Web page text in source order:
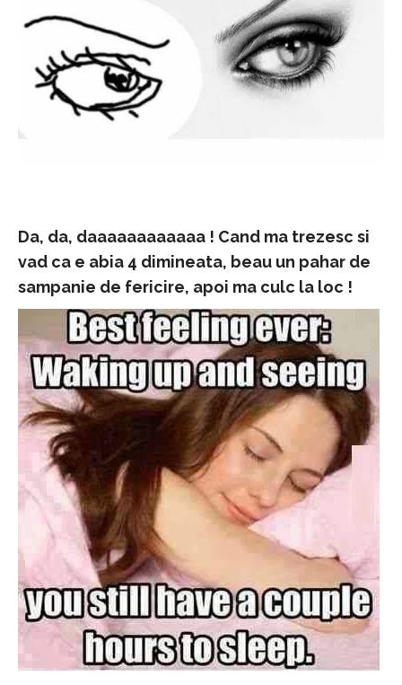
Da, da, daaaaaaaaaaaa ! Cand ma trezesc si
vad ca e abia 4 dimineata, beau un pahar de
sampanie de fericire, apoi ma culc la loc !